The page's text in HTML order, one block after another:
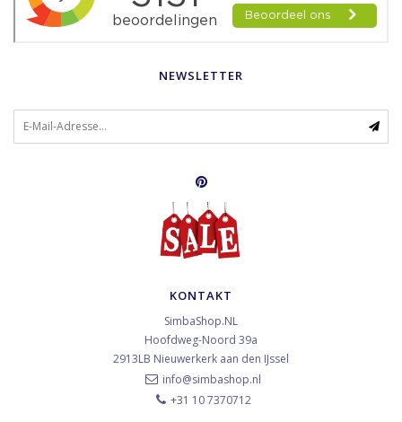
NEWSLETTER
KONTAKT
SimbaShop.NL
Hoofdweg-Noord 39a
2913LB Nieuwerkerk aan den IJssel
info@simbashop.nl
+31 10 7370712